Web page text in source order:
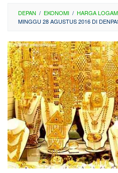
DEPAN / EKONOMI / HARGA
MINGGU 28 AGUSTUS 2016 DI